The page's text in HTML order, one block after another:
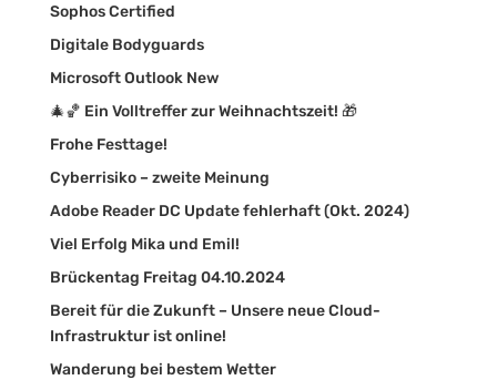
Sophos Certified
Digitale Bodyguards
Microsoft Outlook New
🎄🏀 Ein Volltreffer zur Weihnachtszeit! 🎁
Frohe Festtage!
Cyberrisiko – zweite Meinung
Adobe Reader DC Update fehlerhaft (Okt. 2024)
Viel Erfolg Mika und Emil!
Brückentag Freitag 04.10.2024
Bereit für die Zukunft – Unsere neue Cloud-
Infrastruktur ist online!
Wanderung bei bestem Wetter